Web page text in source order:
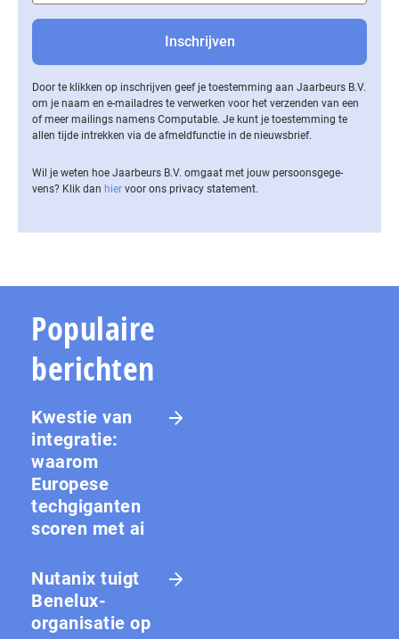
Door te klikken op inschrijven geef je toestemming aan Jaarbeurs B.V.
om je naam en e-mailadres te verwerken voor het verzenden van een
of meer mailings namens Computable. Je kunt je toestemming te
allen tijde intrekken via de af­meld­func­tie in de nieuwsbrief.
Wil je weten hoe Jaarbeurs B.V. omgaat met jouw per­soons­ge­ge­
vens? Klik dan hier voor ons privacy statement.
Populaire
berichten
Kwestie van
integratie:
waarom
Europese
techgiganten
scoren met ai
Nutanix tuigt
Benelux-
organisatie op